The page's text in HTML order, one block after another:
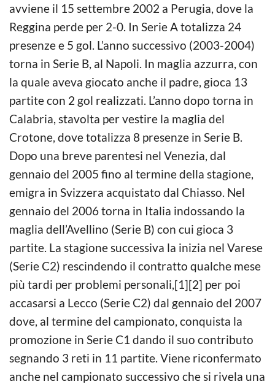
avviene il 15 settembre 2002 a Perugia, dove la
Reggina perde per 2-0. In Serie A totalizza 24
presenze e 5 gol. L’anno successivo (2003-2004)
torna in Serie B, al Napoli. In maglia azzurra, con
la quale aveva giocato anche il padre, gioca 13
partite con 2 gol realizzati. L’anno dopo torna in
Calabria, stavolta per vestire la maglia del
Crotone, dove totalizza 8 presenze in Serie B.
Dopo una breve parentesi nel Venezia, dal
gennaio del 2005 fino al termine della stagione,
emigra in Svizzera acquistato dal Chiasso. Nel
gennaio del 2006 torna in Italia indossando la
maglia dell’Avellino (Serie B) con cui gioca 3
partite. La stagione successiva la inizia nel Varese
(Serie C2) rescindendo il contratto qualche mese
più tardi per problemi personali,[1][2] per poi
accasarsi a Lecco (Serie C2) dal gennaio del 2007
dove, al termine del campionato, conquista la
promozione in Serie C1 dando il suo contributo
segnando 3 reti in 11 partite. Viene riconfermato
anche nel campionato successivo che si rivela una